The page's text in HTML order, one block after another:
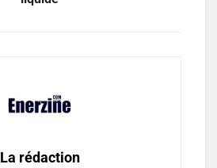
La rédaction